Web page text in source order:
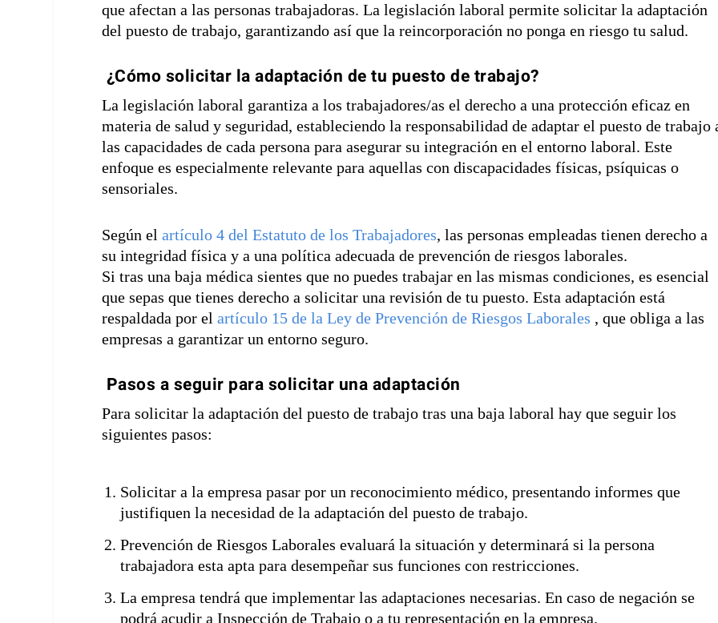
que afectan a las personas trabajadoras. La legislación laboral permite solicitar la adaptación
del puesto de trabajo, garantizando así que la reincorporación no ponga en riesgo tu salud.
¿Cómo solicitar la adaptación de tu puesto de trabajo?
La legislación laboral garantiza a los trabajadores/as el derecho a una protección eficaz en
materia de salud y seguridad, estableciendo la responsabilidad de adaptar el puesto de trabajo
las capacidades de cada persona para asegurar su integración en el entorno laboral. Este
enfoque es especialmente relevante para aquellas con discapacidades físicas, psíquicas o
sensoriales.
Según elartículo 4 del Estatuto de los Trabajadores, las personas empleadas tienen derecho a
su integridad física y a una política adecuada de prevención de riesgos laborales.
Si tras una baja médica sientes que no puedes trabajar en las mismas condiciones, es esencial
que sepas que tienes derecho a solicitar una revisión de tu puesto. Esta adaptación está
respaldada por elartículo 15 de la Ley de Prevención de Riesgos Laborales , que obliga a las
empresas a garantizar un entorno seguro.
Pasos a seguir para solicitar una adaptación
Para solicitar la adaptación del puesto de trabajo tras una baja laboral hay que seguir los
siguientes pasos:
Solicitar a la empresa pasar por un reconocimiento médico, presentando informes que
justifiquen la necesidad de la adaptación del puesto de trabajo.
Prevención de Riesgos Laborales evaluará la situación y determinará si la persona
trabajadora esta apta para desempeñar sus funciones con restricciones.
La empresa tendrá que implementar las adaptaciones necesarias. En caso de negación se
podrá acudir a Inspección de Trabajo o a tu representación en la empresa.